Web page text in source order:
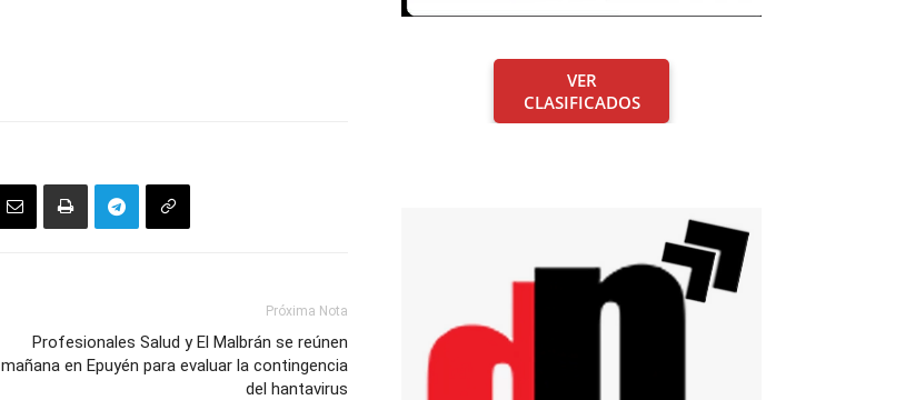
Próxima Nota
Profesionales Salud y El Malbrán se reúnen
mañana en Epuyén para evaluar la contingencia
del hantavirus
VER
CLASIFICADOS